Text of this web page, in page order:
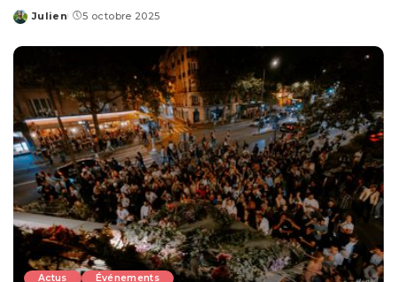
Posted
Julien 5 octobre 2025
Actus Événements